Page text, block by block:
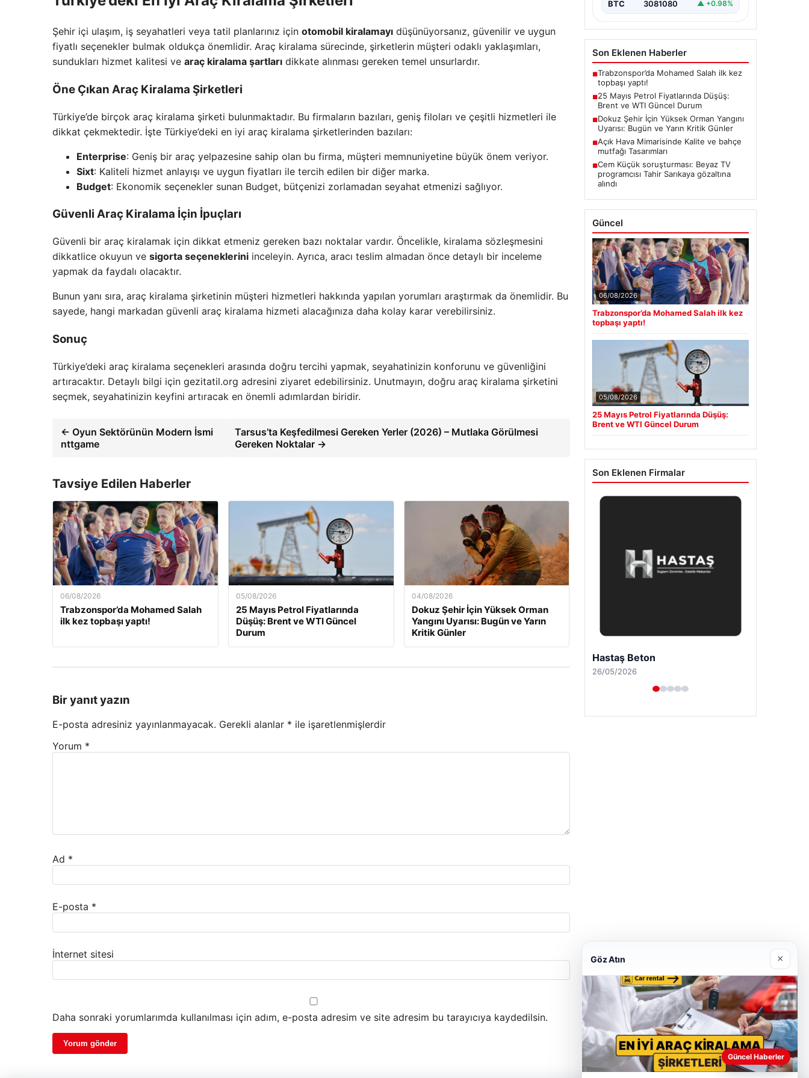
Şehir içi ulaşım, iş seyahatleri veya tatil planlarınız için otomobil kiralamayı düşünüyorsanız, güvenilir ve uygun
fiyatlı seçenekler bulmak oldukça önemlidir. Araç kiralama sürecinde, şirketlerin müşteri odaklı yaklaşımları,
sundukları hizmet kalitesi ve araç kiralama şartları dikkate alınması gereken temel unsurlardır.
Öne Çıkan Araç Kiralama Şirketleri
Türkiye’de birçok araç kiralama şirketi bulunmaktadır. Bu firmaların bazıları, geniş filoları ve çeşitli hizmetleri ile
dikkat çekmektedir. İşte Türkiye’deki en iyi araç kiralama şirketlerinden bazıları:
Enterprise: Geniş bir araç yelpazesine sahip olan bu firma, müşteri memnuniyetine büyük önem veriyor.
Sixt: Kaliteli hizmet anlayışı ve uygun fiyatları ile tercih edilen bir diğer marka.
Budget: Ekonomik seçenekler sunan Budget, bütçenizi zorlamadan seyahat etmenizi sağlıyor.
Güvenli Araç Kiralama İçin İpuçları
Güvenli bir araç kiralamak için dikkat etmeniz gereken bazı noktalar vardır. Öncelikle, kiralama sözleşmesini
dikkatlice okuyun ve sigorta seçeneklerini inceleyin. Ayrıca, aracı teslim almadan önce detaylı bir inceleme
yapmak da faydalı olacaktır.
Bunun yanı sıra, araç kiralama şirketinin müşteri hizmetleri hakkında yapılan yorumları araştırmak da önemlidir. Bu
sayede, hangi markadan güvenli araç kiralama hizmeti alacağınıza daha kolay karar verebilirsiniz.
Sonuç
Türkiye’deki araç kiralama seçenekleri arasında doğru tercihi yapmak, seyahatinizin konforunu ve güvenliğini
artıracaktır. Detaylı bilgi için gezitatil.org adresini ziyaret edebilirsiniz. Unutmayın, doğru araç kiralama şirketini
seçmek, seyahatinizin keyfini artıracak en önemli adımlardan biridir.
← Oyun Sektörünün Modern İsmi
nttgame
Tarsus’ta Keşfedilmesi Gereken Yerler (2026) – Mutlaka Görülmesi
Gereken Noktalar →
Tavsiye Edilen Haberler
06/08/2026
Trabzonspor’da Mohamed Salah
ilk kez topbaşı yaptı!
05/08/2026
25 Mayıs Petrol Fiyatlarında
Düşüş: Brent ve WTI Güncel
Durum
04/08/2026
Dokuz Şehir İçin Yüksek Orman
Yangını Uyarısı: Bugün ve Yarın
Kritik Günler
Bir yanıt yazın
E-posta adresiniz yayınlanmayacak. Gerekli alanlar * ile işaretlenmişlerdir
Yorum *
Ad *
E-posta *
İnternet sitesi
Daha sonraki yorumlarımda kullanılması için adım, e-posta adresim ve site adresim bu tarayıcıya kaydedilsin.
BTC 3081080 ▲ +0.98%
Son Eklenen Haberler
■Trabzonspor’da Mohamed Salah ilk kez
topbaşı yaptı!
■25 Mayıs Petrol Fiyatlarında Düşüş:
Brent ve WTI Güncel Durum
■Dokuz Şehir İçin Yüksek Orman Yangını
Uyarısı: Bugün ve Yarın Kritik Günler
■Açık Hava Mimarisinde Kalite ve bahçe
mutfağı Tasarımları
■Cem Küçük soruşturması: Beyaz TV
programcısı Tahir Sarıkaya gözaltına
alındı
Güncel
06/08/2026
Trabzonspor’da Mohamed Salah ilk kez
topbaşı yaptı!
05/08/2026
25 Mayıs Petrol Fiyatlarında Düşüş:
Brent ve WTI Güncel Durum
Son Eklenen Firmalar
Hastaş Beton
26/05/2026
Göz Atın ×
Güncel Haberler